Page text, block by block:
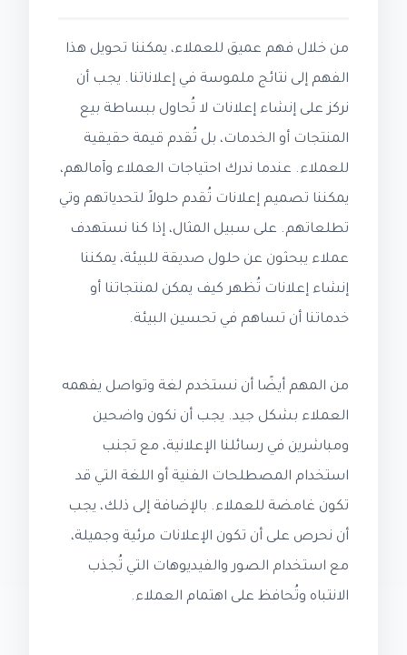
من خلال فهم عميق للعملاء، يمكننا تحويل هذا
الفهم إلى نتائج ملموسة في إعلاناتنا. يجب أن
نركز على إنشاء إعلانات لا تُحاول ببساطة بيع
المنتجات أو الخدمات، بل تُقدم قيمة حقيقية
للعملاء. عندما ندرك احتياجات العملاء وآمالهم،
يمكننا تصميم إعلانات تُقدم حلولاً لتحدياتهم وتي
تطلعاتهم. على سبيل المثال، إذا كنا نستهدف
عملاء يبحثون عن حلول صديقة للبيئة، يمكننا
إنشاء إعلانات تُظهر كيف يمكن لمنتجاتنا أو
خدماتنا أن تساهم في تحسين البيئة.
من المهم أيضًا أن نستخدم لغة وتواصل يفهمه
العملاء بشكل جيد. يجب أن نكون واضحين
ومباشرين في رسائلنا الإعلانية، مع تجنب
استخدام المصطلحات الفنية أو اللغة التي قد
تكون غامضة للعملاء. بالإضافة إلى ذلك، يجب
أن نحرص على أن تكون الإعلانات مرئية وجميلة،
مع استخدام الصور والفيديوهات التي تُجذب
الانتباه وتُحافظ على اهتمام العملاء.